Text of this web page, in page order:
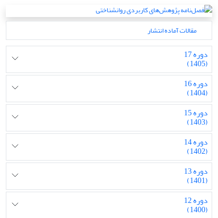
مقالات آماده انتشار
دوره 17
(1405)
دوره 16
(1404)
دوره 15
(1403)
دوره 14
(1402)
دوره 13
(1401)
دوره 12
(1400)